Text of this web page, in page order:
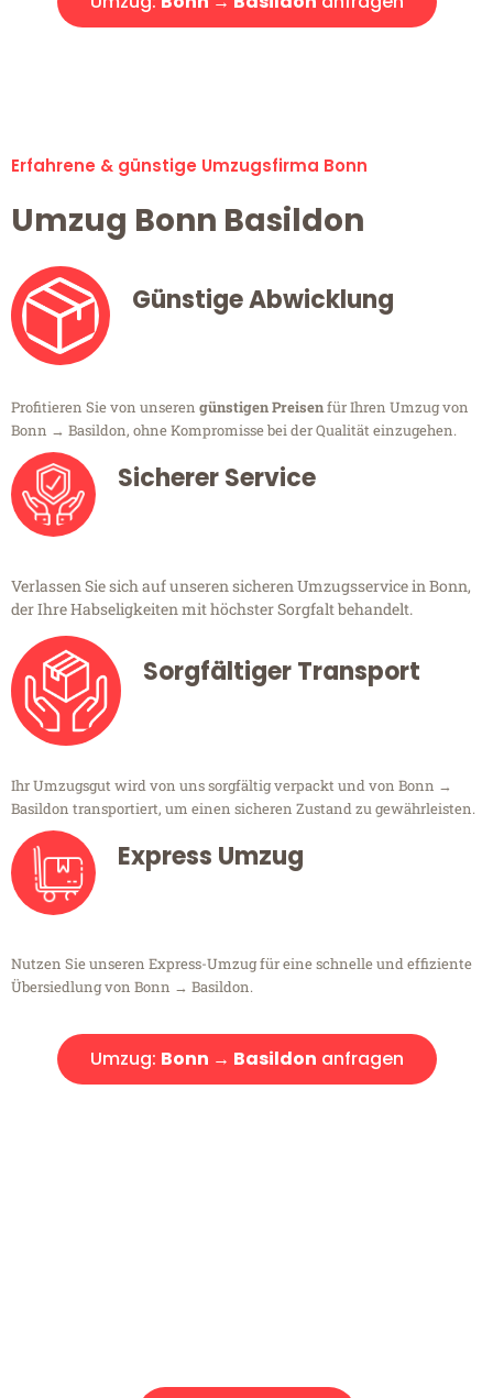
Erfahrene & günstige Umzugsfirma Bonn
Umzug Bonn Basildon
Günstige Abwicklung
Profitieren Sie von unseren günstigen Preisenfür Ihren Umzug von
Bonn → Basildon, ohne Kompromisse bei der Qualität einzugehen.
Sicherer Service
Verlassen Sie sich auf unseren sicheren Umzugsservice in Bonn,
der Ihre Habseligkeiten mit höchster Sorgfalt behandelt.
Sorgfältiger Transport
Ihr Umzugsgut wird von uns sorgfältig verpackt und von Bonn →
Basildon transportiert, um einen sicheren Zustand zu gewährleisten.
Express Umzug
Nutzen Sie unseren Express-Umzug für eine schnelle und effiziente
Übersiedlung von Bonn → Basildon.
Umzug: Bonn → Basildon anfragen